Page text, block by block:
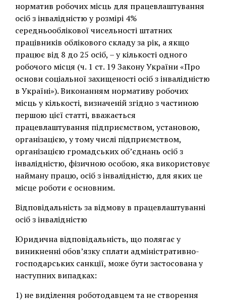
норматив робочих місць для працевлаштування
осіб з інвалідністю у розмірі 4%
середньооблікової чисельності штатних
працівників облікового складу за рік, а якщо
працює від 8 до 25 осіб, – у кількості одного
робочого місця (ч. 1 ст. 19 Закону України «Про
основи соціальної захищеності осіб з інвалідністю
в Україні»). Виконанням нормативу робочих
місць у кількості, визначеній згідно з частиною
першою цієї статті, вважається
працевлаштування підприємством, установою,
організацією, у тому числі підприємством,
організацією громадських об’єднань осіб з
інвалідністю, фізичною особою, яка використовує
найману працю, осіб з інвалідністю, для яких це
місце роботи є основним.
Відповідальність за відмову в працевлаштуванні
осіб з інвалідністю
Юридична відповідальність, що полягає у
виникненні обов’язку сплати адміністративно-
господарських санкції, може бути застосована у
наступних випадках:
1) не виділення роботодавцем та не створення